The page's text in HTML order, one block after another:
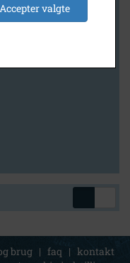
brug | faq | kontakt
Accepter valgte